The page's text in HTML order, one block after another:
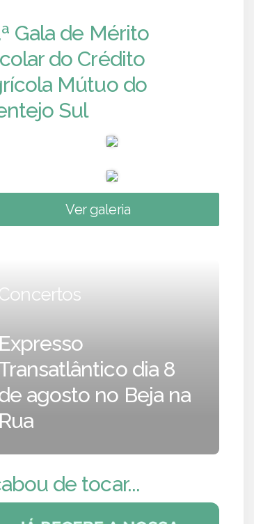
Gala de Mérito
do Crédito
Mútuo do
Sul
Ver galeria
Expresso
dia 8
agosto no Beja na
Rua
de tocar...